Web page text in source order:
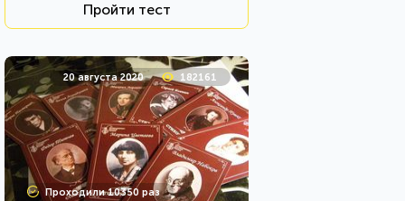
Пройти тест
20 августа 2020 182161
Проходили 10350 раз